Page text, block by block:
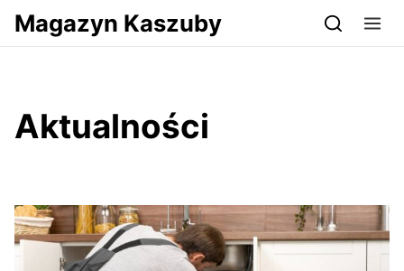
Przejdź do serwisu magazynkaszuby.pl
Magazyn Kaszuby
Aktualności